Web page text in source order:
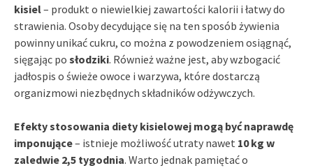
kisiel– produkt o niewielkiej zawartości kalorii i łatwy do
strawienia. Osoby decydujące się na ten sposób żywienia
powinny unikać cukru, co można z powodzeniem osiągnąć,
sięgając po słodziki. Również ważne jest, aby wzbogacić
jadłospis o świeże owoce i warzywa, które dostarczą
organizmowi niezbędnych składników odżywczych.
Efekty stosowania diety kisielowej mogą być naprawdę
imponujące– istnieje możliwość utraty nawet 10 kg w
zaledwie 2,5 tygodnia. Warto jednak pamiętać o